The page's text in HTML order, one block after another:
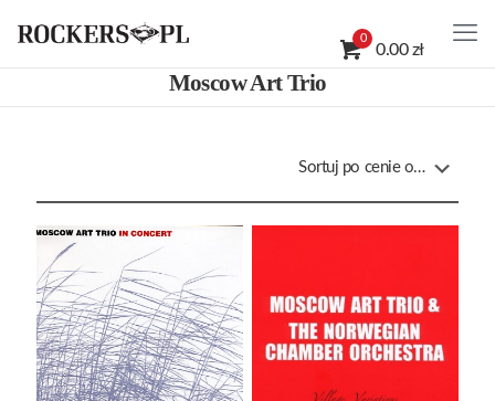
0
0.00 zł
Moscow Art Trio